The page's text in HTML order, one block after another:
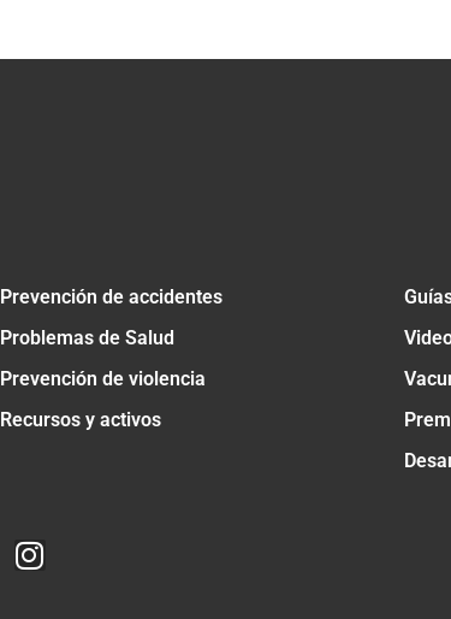
Prevención de accidentes
Problemas de Salud
Prevención de violencia
Recursos y activos